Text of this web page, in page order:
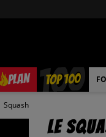
PLAN TOP 100
Squash
Le